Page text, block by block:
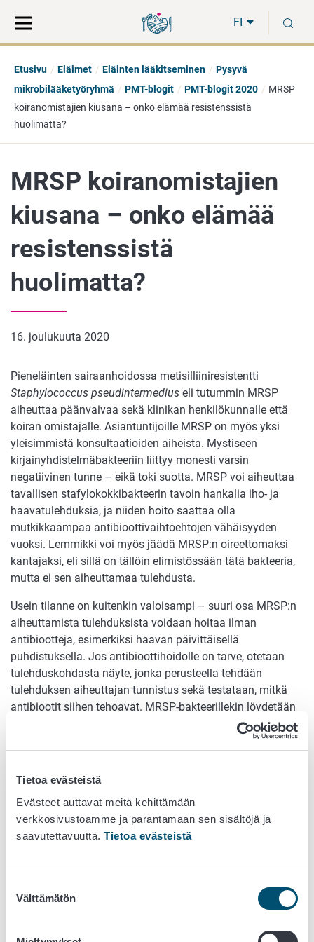
Tietoa evästeistä
Evästeet auttavat meitä kehittämään
verkkosivustoamme ja parantamaan sen sisältöjä ja
saavutettavuutta. Tietoa evästeistä
valinta
Välttämätön
suoraan
sisältöön
koko
sivuston
FI
Etusivu Eläimet Eläinten lääkitseminen
Pysyvä
mikrobilääketyöryhmä
PMT-blogit PMT-blogit 2020
MRSP
koiranomistajien kiusana – onko elämää resistenssistä
huolimatta?
MRSP koiranomistajien
kiusana – onko elämää
resistenssistä
huolimatta?
16. joulukuuta 2020
Pieneläinten sairaanhoidossa metisilliiniresistentti
Staphylococcus pseudintermedius eli tutummin MRSP
aiheuttaa päänvaivaa sekä klinikan henkilökunnalle että
koiran omistajalle. Asiantuntijoille MRSP on myös yksi
yleisimmistä konsultaatioiden aiheista. Mystiseen
kirjainyhdistelmäbakteeriin liittyy monesti varsin
negatiivinen tunne – eikä toki suotta. MRSP voi aiheuttaa
tavallisen stafylokokkibakteerin tavoin hankalia iho- ja
haavatulehduksia, ja niiden hoito saattaa olla
mutkikkaampaa antibioottivaihtoehtojen vähäisyyden
vuoksi. Lemmikki voi myös jäädä MRSP:n oireettomaksi
kantajaksi, eli sillä on tällöin elimistössään tätä bakteeria,
mutta ei sen aiheuttamaa tulehdusta.
Usein tilanne on kuitenkin valoisampi – suuri osa MRSP:n
aiheuttamista tulehduksista voidaan hoitaa ilman
antibiootteja, esimerkiksi haavan päivittäisellä
puhdistuksella. Jos antibioottihoidolle on tarve, otetaan
tulehduskohdasta näyte, jonka perusteella tehdään
tulehduksen aiheuttajan tunnistus sekä testataan, mitkä
antibiootit siihen tehoavat. MRSP-bakteerillekin löydetään
usein oikea antibioottivaihtoehto, jos sellaista tarvitaan.
Oireeton kantajuus on kuitenkin yleisempää kuin se, että
pystytty selvittämään, kuinka pitkään koira tätä bakteeria
elimistössään kantaa ja mitkä tekijät kantajuuden kestoon
vaikuttavat. Kokemukseen perustuen iholta ja limakalvoilta
otettavia seulontanäytteitä tulisi ottaa kolmesti 4-6 viikon
katsoa puhdistuneen MRSP:stä suurella
todennäköisyydellä. Kuitenkin, jos ensimmäinen näytteistä
on positiivinen, voi muutaman kuukauden tauko ennen